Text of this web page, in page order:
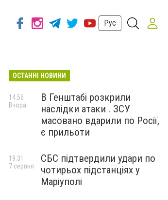
Рус
ОСТАННІ НОВИНИ
В Генштабі розкрили
наслідки атаки . ЗСУ
масовано вдарили по Росії,
є прильоти
14:56
Вчора
СБС підтвердили удари по
чотирьох підстанціях у
Маріуполі
19:31
7 серпня